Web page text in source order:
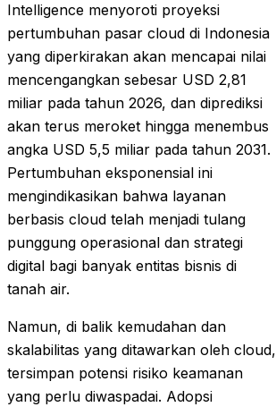
Intelligence menyoroti proyeksi
pertumbuhan pasar cloud di Indonesia
yang diperkirakan akan mencapai nilai
mencengangkan sebesar USD 2,81
miliar pada tahun 2026, dan diprediksi
akan terus meroket hingga menembus
angka USD 5,5 miliar pada tahun 2031.
Pertumbuhan eksponensial ini
mengindikasikan bahwa layanan
berbasis cloud telah menjadi tulang
punggung operasional dan strategi
digital bagi banyak entitas bisnis di
tanah air.
Namun, di balik kemudahan dan
skalabilitas yang ditawarkan oleh cloud,
tersimpan potensi risiko keamanan
yang perlu diwaspadai. Adopsi